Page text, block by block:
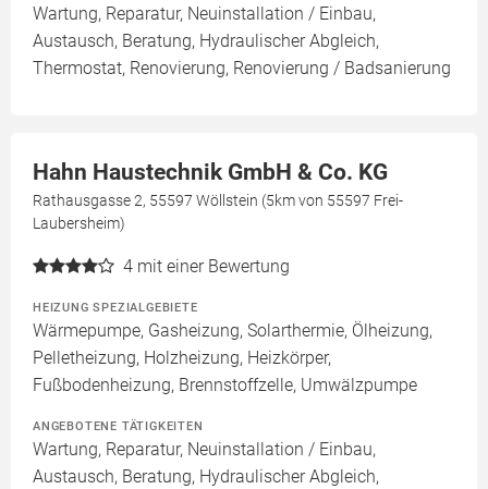
Wartung, Reparatur, Neuinstallation / Einbau,
Austausch, Beratung, Hydraulischer Abgleich,
Thermostat, Renovierung, Renovierung / Badsanierung
Hahn Haustechnik GmbH & Co. KG
Rathausgasse 2, 55597 Wöllstein (5km von 55597 Frei-
Laubersheim)
4 mit einer Bewertung
HEIZUNG SPEZIALGEBIETE
Wärmepumpe, Gasheizung, Solarthermie, Ölheizung,
Pelletheizung, Holzheizung, Heizkörper,
Fußbodenheizung, Brennstoffzelle, Umwälzpumpe
ANGEBOTENE TÄTIGKEITEN
Wartung, Reparatur, Neuinstallation / Einbau,
Austausch, Beratung, Hydraulischer Abgleich,